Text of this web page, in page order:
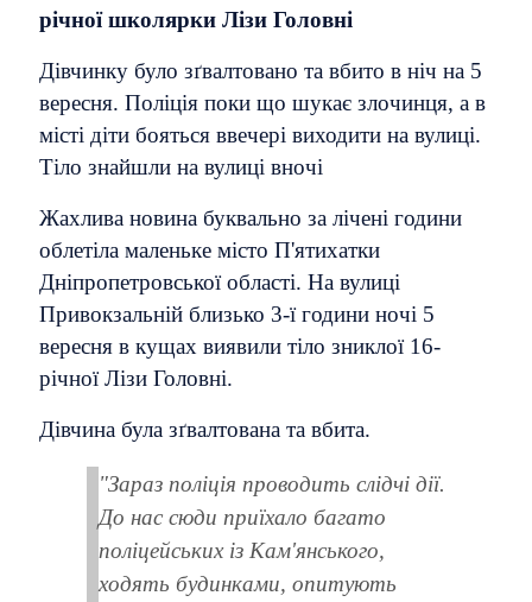
річної школярки Лізи Головні
Дівчинку було зґвалтовано та вбито в ніч на 5
вересня. Поліція поки що шукає злочинця, а в
місті діти бояться ввечері виходити на вулиці.
Тіло знайшли на вулиці вночі
Жахлива новина буквально за лічені години
облетіла маленьке місто П'ятихатки
Дніпропетровської області. На вулиці
Привокзальній близько 3-ї години ночі 5
вересня в кущах виявили тіло зниклої 16-
річної Лізи Головні.
Дівчина була зґвалтована та вбита.
"Зараз поліція проводить слідчі дії.
До нас сюди приїхало багато
поліцейських із Кам'янського,
ходять будинками, опитують